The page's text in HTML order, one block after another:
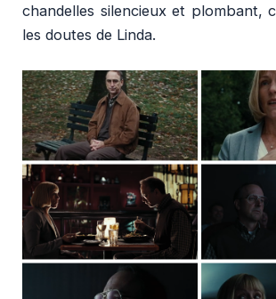
chandelles silencieux et plombant,
les doutes de Linda.